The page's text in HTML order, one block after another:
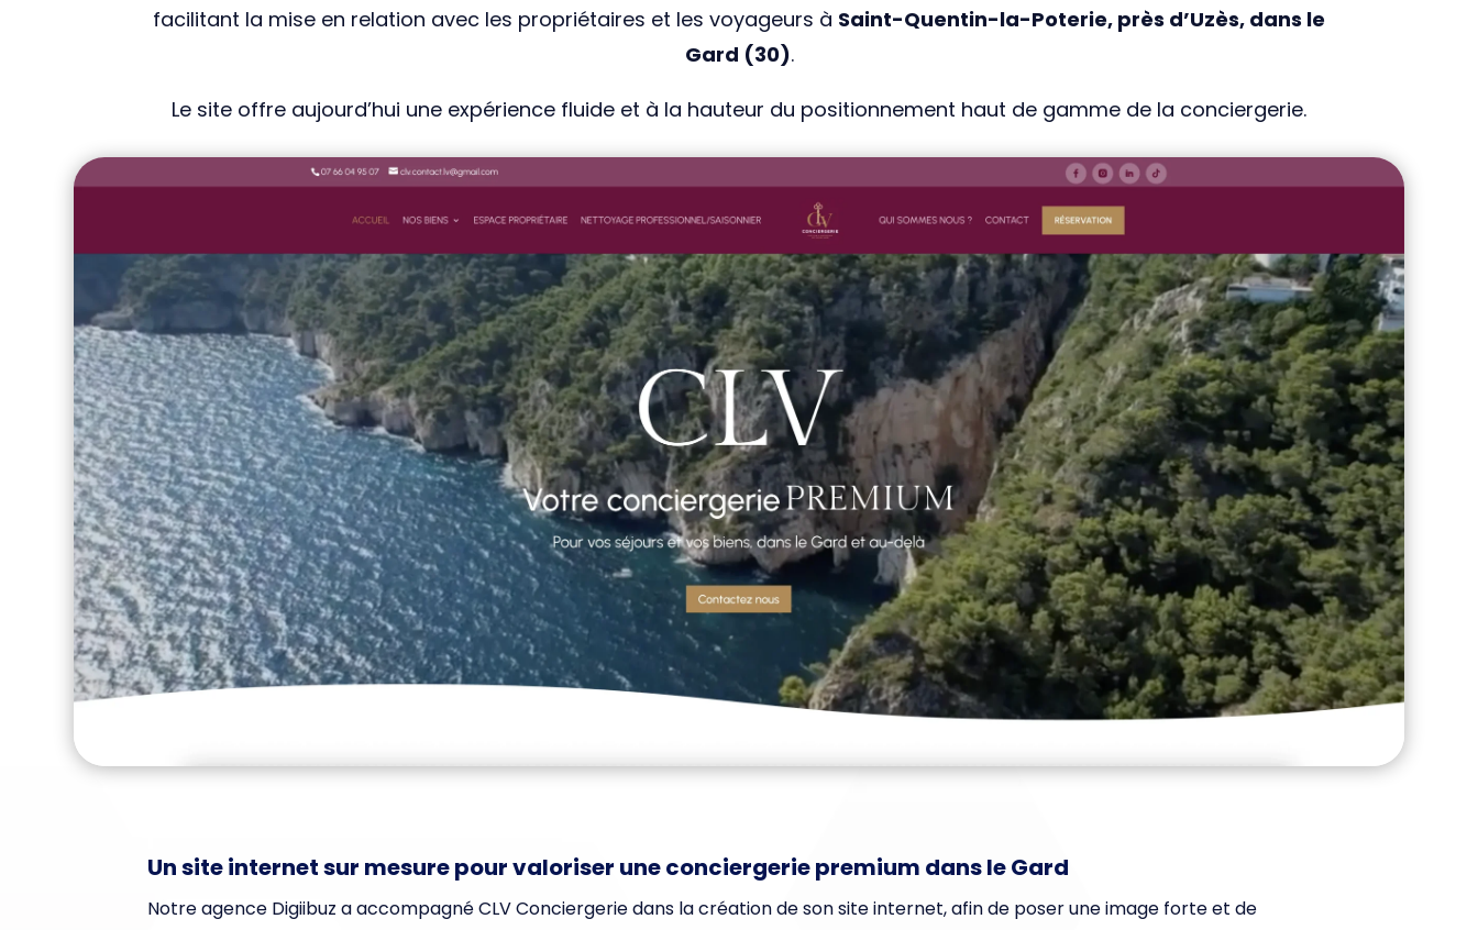
facilitant la mise en relation avec les propriétaires et les voyageurs à Saint-Quentin-la-Poterie, près d’Uzès, dans le
Gard (30).
Le site offre aujourd’hui une expérience fluide et à la hauteur du positionnement haut de gamme de la conciergerie.
Un site internet sur mesure pour valoriser une conciergerie premium dans le Gard
Notre agence Digiibuz a accompagné CLV Conciergerie dans la création de son site internet, afin de poser une image forte et de